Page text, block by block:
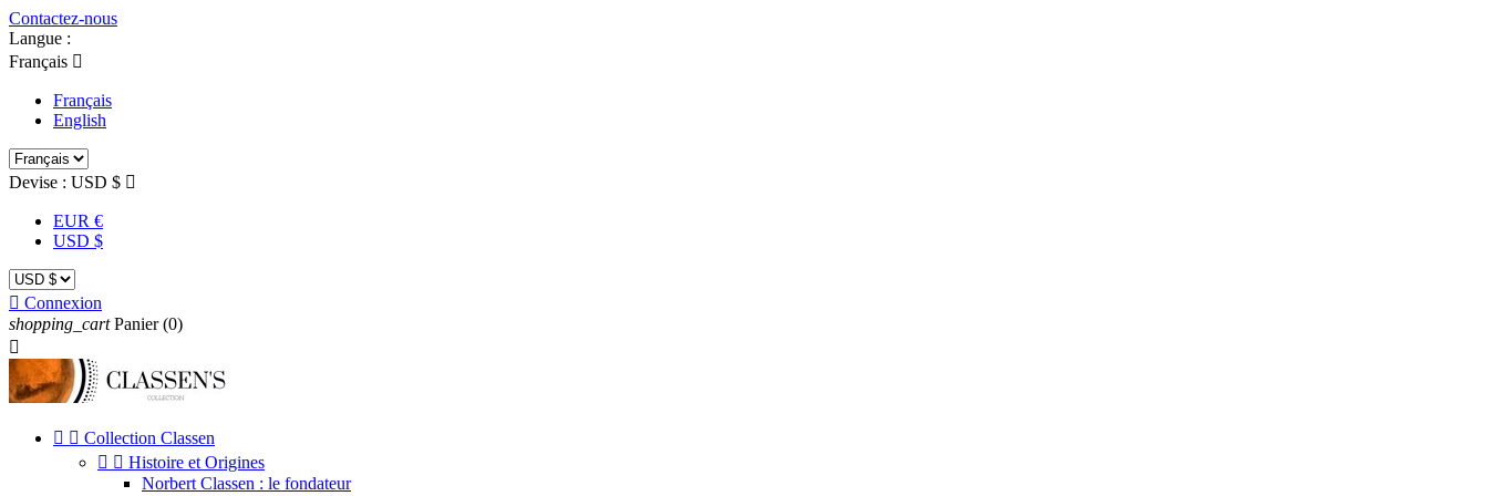
Contactez-nous
Langue :
Français 
Français
English
Devise : USD $ 
EUR €
USD $
 Connexion
shopping_cart Panier (0)

  Collection Classen
  Histoire et Origines
Norbert Classen : le fondateur